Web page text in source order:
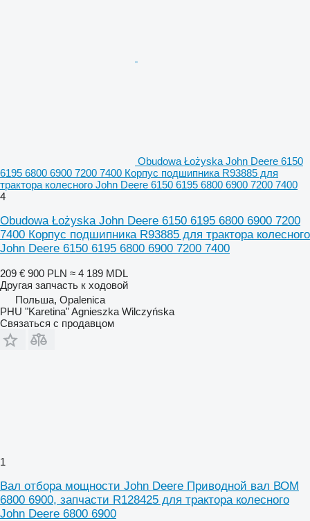
Obudowa Łożyska John Deere 6150
6195 6800 6900 7200 7400 Корпус подшипника R93885 для
трактора колесного John Deere 6150 6195 6800 6900 7200 7400
4
Obudowa Łożyska John Deere 6150 6195 6800 6900 7200
7400 Корпус подшипника R93885 для трактора колесного
John Deere 6150 6195 6800 6900 7200 7400
209 € 900 PLN ≈ 4 189 MDL
Другая запчасть к ходовой
Польша, Opalenica
PHU "Karetina" Agnieszka Wilczyńska
Связаться с продавцом
1
Вал отбора мощности John Deere Приводной вал ВОМ
6800 6900, запчасти R128425 для трактора колесного
John Deere 6800 6900